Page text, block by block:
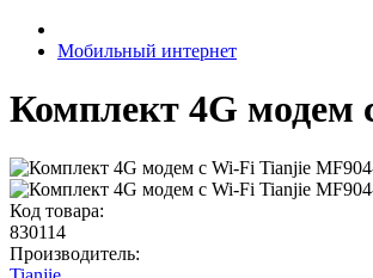
Мобильный интернет
Комплект 4G модем
Код товара:
830114
Производитель: